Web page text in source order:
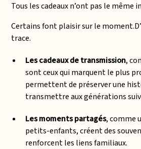
Tous les cadeaux n’ont pas le même
Certains font plaisir sur le
trace.
Les cadeaux de transmission,
sont ceux qui marquent le plus
permettent de préserver une
transmettre aux générations
Les moments partagés, comme
petits-enfants, créent des
renforcent les liens familiaux.